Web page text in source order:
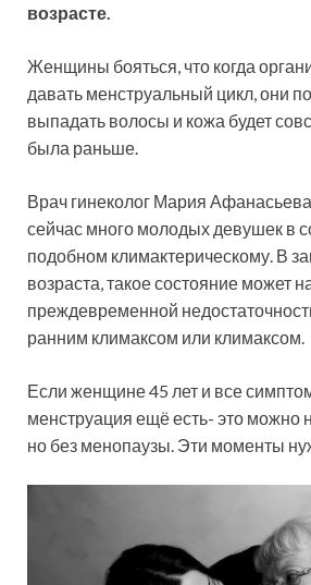
возрасте.
Женщины бояться, что когда
давать менструальный цикл, они
выпадать волосы и кожа будет
была раньше.
Врач гинеколог Мария
сейчас много молодых девушек в
подобном климактерическому. В
возраста, такое состояние может
преждевременной
ранним климаксом или климаксом.
Если женщине 45 лет и все
менструация ещё есть- это можно
но без менопаузы. Эти моменты